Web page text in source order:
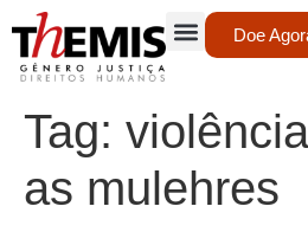
Doe
Tag:
as mulehres